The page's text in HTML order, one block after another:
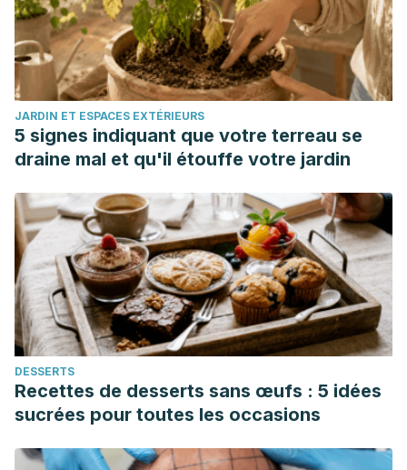
tratamiento.”RECIAMUC3.4 (2019): 41-55.
Ciapponi, Agustín, et al. “Carga de enfermedad de la
insuficiencia cardiaca en América Latina: revisión
sistemática y metanálisis.”Revista Española de
Cardiología69.11 (2016): 1051-1060.
Williams B, Mancia G, Spiering W, Rosei E, Azizi M, Burnier
M et al. Guía ESC/ESH 2018 sobre el diagnóstico y
tratamiento de la hipertensión arterial. Revista Española de
Cardiología. 2019;72(2):1-78.
Martínez-Paz, E., Gonzalo Barge-Caballero, and María
Generosa Crespo-Leiro. “Protocolo diagnóstico de las
miocardiopatías genéticas.”Medicine-Programa de
Formación Médica Continuada Acreditado12.43 (2017):
2585-2588.
Chen M. Coronary heart disease [Internet]. MedlinePlus
Medical Encyclopedia. 2020. Available from:
https://medlineplus.gov/ency/article/007115.htm.
Sionis A, Sionis Green A, Manito Lorite N, Bueno H, Coca
JARDIN ET ESPACES EXTÉRIEURS
5 signes indiquant que votre terreau se
draine mal et qu'il étouffe votre jardin
DESSERTS
Recettes de desserts sans œufs : 5 idées
sucrées pour toutes les occasions